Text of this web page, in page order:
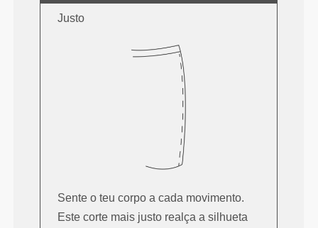
Justo
Sente o teu corpo a cada movimento.
Este corte mais justo realça a silhueta